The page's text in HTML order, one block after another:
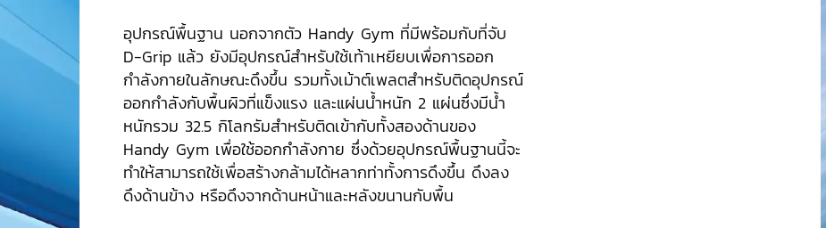
อุปกรณ์พื้นฐาน นอกจากตัว Handy Gym ที่มีพร้อมกับที่จับ
D-Grip แล้ว ยังมีอุปกรณ์สำหรับใช้เท้าเหยียบเพื่อการออก
กำลังกายในลักษณะดึงขึ้น รวมทั้งเม้าต์เพลตสำหรับติดอุปกรณ์
ออกกำลังกับพื้นผิวที่แข็งแรง และแผ่นน้ำหนัก 2 แผ่นซึ่งมีน้ำ
หนักรวม 32.5 กิโลกรัมสำหรับติดเข้ากับทั้งสองด้านของ
Handy Gym เพื่อใช้ออกกำลังกาย ซึ่งด้วยอุปกรณ์พื้นฐานนี้จะ
ทำให้สามารถใช้เพื่อสร้างกล้ามได้หลากท่าทั้งการดึงขึ้น ดึงลง
ดึงด้านข้าง หรือดึงจากด้านหน้าและหลังขนานกับพื้น